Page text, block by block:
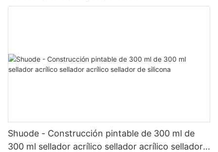
Shuode - Construcción pintable de 300 ml de
300 ml sellador acrílico sellador acrílico sellador